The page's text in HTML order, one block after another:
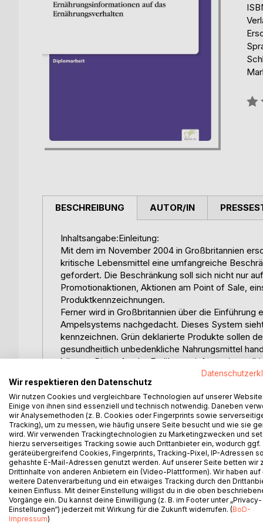
BESCHREIBUNG
Inhaltsangabe:Einleitung:
Mit dem im November 2004 in Großbritannien
kritische Lebensmittel eine umfangreiche
gefordert. Die Beschränkung soll sich nicht nur
Promotionaktionen, Aktionen am Point of Sale,
Produktkennzeichnungen.
Ferner wird in Großbritannien über die
Ampelsystems nachgedacht. Dieses System
kennzeichnen. Grün deklarierte Produkte sollen
gesundheitlich unbedenkliche Nahrungsmittel
können. Diese Art der Ernährungsinformation
Ernährungsentscheidungen zu treffen.
Lebensmittel zu den drei Farben derzeit kein
Aus dem ersten Beispiel kann rück geschlossen
Ernährungsinformationen in Form von
Der Überfluss sowie die Übertragungsart dieser
Verhalten der Kinder und Jugendlichen negativ
Notwendigkeit, die auf Kinder ausgerichtete
verbreitete Fehlernährungsverhalten
Aus dem zweiten Beispiel kann ebenfalls
zwischen Ernährungsinformationen und dem
Ernährungsinformationen scheinen nicht jedem
In der komplexen Ernährungsproblematik ist
da im europäischen Vergleich prozentual etwa
AUTOR/IN
Wir respektieren den Datenschutz
Wir nutzen Cookies und vergleichbare Technologien auf unserer Website.
Einige von ihnen sind essenziell und technisch notwendig. Daneben
wir Analysemethoden (z. B. Cookies oder Fingerprints sowie
Tracking), um zu messen, wie häufig unsere Seite besucht und wie sie
wird. Wir verwenden Trackingtechnologien zu Marketingzwecken und
hierzu serverseitiges Tracking sowie auch Drittanbieter ein, wodurch ggf.
geräteübergreifend Cookies, Fingerprints, Tracking-Pixel, IP-Adressen
gehashte E-Mail-Adressen genutzt werden. Auf unserer Seite betten wir
Drittinhalte von anderen Anbietern ein (Video-Plattformen). Wir haben auf
weitere Datenverarbeitung und ein etwaiges Tracking durch den
keinen Einfluss. Mit deiner Einstellung willigst du in die oben
Vorgänge ein. Du kannst deine Einwilligung (z. B. im Footer unter „Privacy-
Einstellungen“) jederzeit mit Wirkung für die Zukunft widerrufen. (BoD-
Impressum)